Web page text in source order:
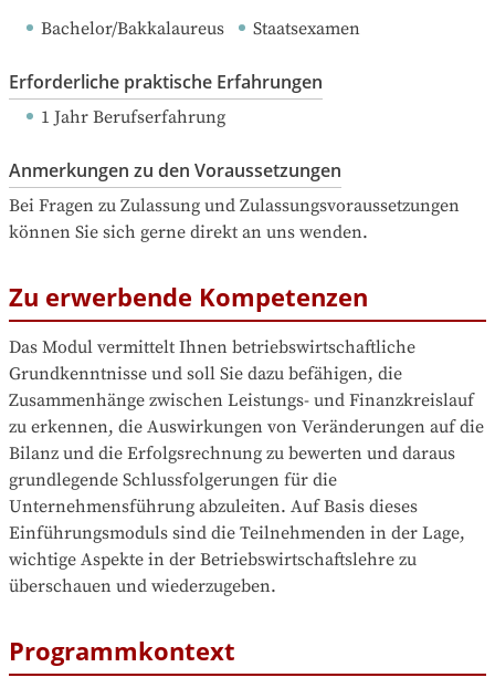
Bachelor/Bakkalaureus Staatsexamen
Erforderliche praktische Erfahrungen
1 Jahr Berufserfahrung
Anmerkungen zu den Voraussetzungen
Bei Fragen zu Zulassung und Zulassungsvoraussetzungen
können Sie sich gerne direkt an uns wenden.
Zu erwerbende Kompetenzen
Das Modul vermittelt Ihnen betriebswirtschaftliche
Grundkenntnisse und soll Sie dazu befähigen, die
Zusammenhänge zwischen Leistungs- und Finanzkreislauf
zu erkennen, die Auswirkungen von Veränderungen auf die
Bilanz und die Erfolgsrechnung zu bewerten und daraus
grundlegende Schlussfolgerungen für die
Unternehmensführung abzuleiten. Auf Basis dieses
Einführungsmoduls sind die Teilnehmenden in der Lage,
wichtige Aspekte in der Betriebswirtschaftslehre zu
überschauen und wiederzugeben.
Programmkontext